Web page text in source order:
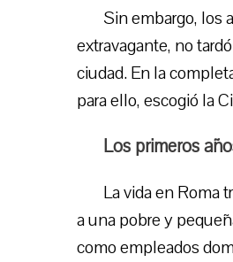
Sin embargo, los
extravagante, no
ciudad. En la
para ello, escogió la
Los primeros
La vida en Roma
a una pobre y
como empleados